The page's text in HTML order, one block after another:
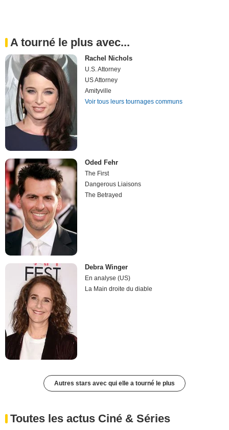
A tourné le plus avec...
Rachel Nichols
U.S. Attorney
US Attorney
Amityville
Voir tous leurs tournages communs
Oded Fehr
The First
Dangerous Liaisons
The Betrayed
Debra Winger
En analyse (US)
La Main droite du diable
Autres stars avec qui elle a tourné le plus
Toutes les actus Ciné & Séries